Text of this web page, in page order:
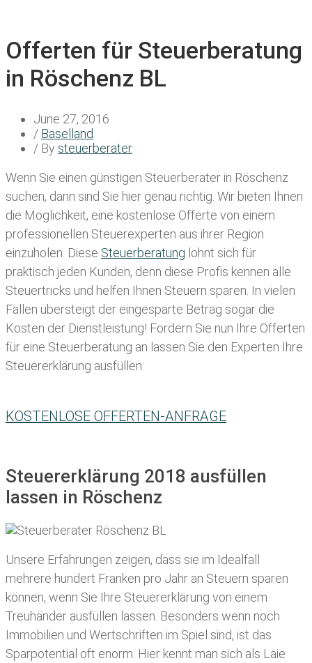
Offerten für Steuerberatung
in Röschenz BL
June 27, 2016
/ Baselland
/ By steuerberater
Wenn Sie einen günstigen Steuerberater in Röschenz
suchen, dann sind Sie hier genau richtig. Wir bieten Ihnen
die Möglichkeit, eine kostenlose Offerte von einem
professionellen Steuerexperten aus ihrer Region
einzuholen. Diese Steuerberatung lohnt sich für
praktisch jeden Kunden, denn diese Profis kennen alle
Steuertricks und helfen Ihnen Steuern sparen. In vielen
Fällen übersteigt der eingesparte Betrag sogar die
Kosten der Dienstleistung! Fordern Sie nun Ihre Offerten
für eine Steuerberatung an lassen Sie den Experten Ihre
Steuererklärung ausfüllen:
KOSTENLOSE OFFERTEN-ANFRAGE
Steuererklärung 2018 ausfüllen
lassen in Röschenz
Unsere Erfahrungen zeigen, dass sie im Idealfall
mehrere hundert Franken pro Jahr an Steuern sparen
können, wenn Sie Ihre Steuererklärung von einem
Treuhänder ausfüllen lassen . Besonders wenn noch
Immobilien und Wertschriften im Spiel sind, ist das
Sparpotential oft enorm. Hier kennt man sich als Laie